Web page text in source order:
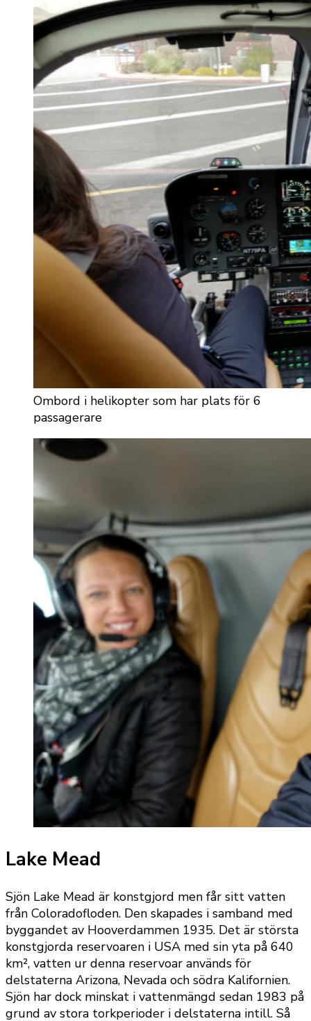
Ombord i helikopter som har plats för 6
passagerare
Lake Mead
Sjön Lake Mead är konstgjord men får sitt vatten
från Coloradofloden. Den skapades i samband med
byggandet av Hooverdammen 1935. Det är största
konstgjorda reservoaren i USA med sin yta på 640
km², vatten ur denna reservoar används för
delstaterna Arizona, Nevada och södra Kalifornien.
Sjön har dock minskat i vattenmängd sedan 1983 på
grund av stora torkperioder i delstaterna intill. Så